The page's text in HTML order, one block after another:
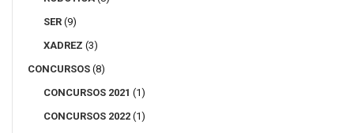
SER (9)
XADREZ (3)
CONCURSOS (8)
CONCURSOS 2021 (1)
CONCURSOS 2022 (1)